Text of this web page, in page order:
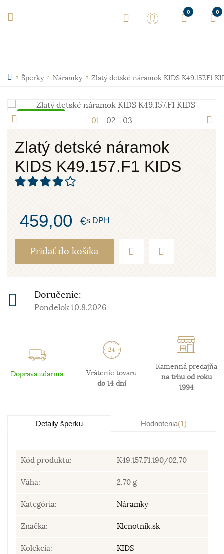
0 0
Šperky Náramky Zlatý detské náramok KIDS K49.157.F1
1 2 3
Zlatý detské náramok
KIDS K49.157.F1 KIDS
459,00 €s DPH
Pridať do košíka
Doručenie:
Pondelok 10.8.2026
Doprava zdarma
Vrátenie tovaru
do 14 dní
Kamenná predajňa
na trhu od roku
1994
Detaily šperku Hodnotenia(1)
Kód produktu: K49.157.F1.190/02,70
Váha: 2.70 g
Kategória: Náramky
Značka: Klenotnik.sk
Kolekcia: KIDS